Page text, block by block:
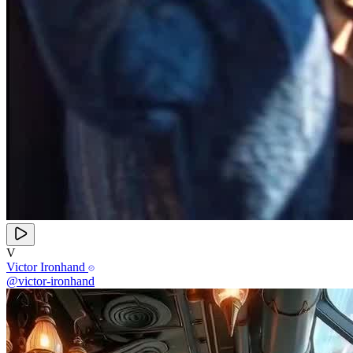
V
Victor Ironhand
@victor-ironhand